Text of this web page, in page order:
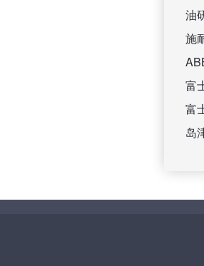
油
施
富
富
岛